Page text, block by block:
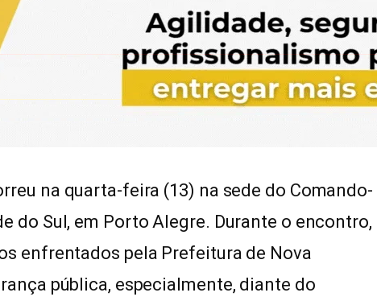
na quarta-feira (13) na sede do Comando-
do Sul, em Porto Alegre. Durante o encontro,
enfrentados pela Prefeitura de Nova
pública, especialmente, diante do